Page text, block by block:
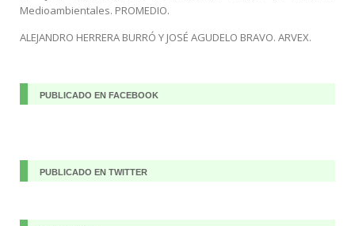
Medioambientales. PROMEDIO.
ALEJANDRO HERRERA BURRÓ Y JOSÉ AGUDELO BRAVO. ARVEX.
PUBLICADO EN FACEBOOK
PUBLICADO EN TWITTER